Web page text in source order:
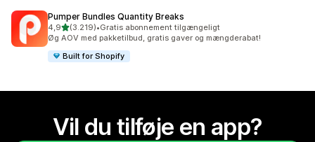
Pumper Bundles Quantity Breaks
4,9ud af 5 stjerner
(3.219)
3219 anmeldelser i alt
•Gratis abonnement tilgængeligt
Øg AOV med pakketilbud, gratis gaver og mængderabat!
Built for Shopify
Vil du tilføje en app?